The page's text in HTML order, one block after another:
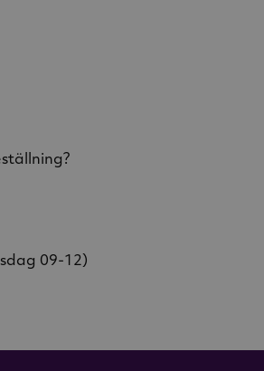
09-12)